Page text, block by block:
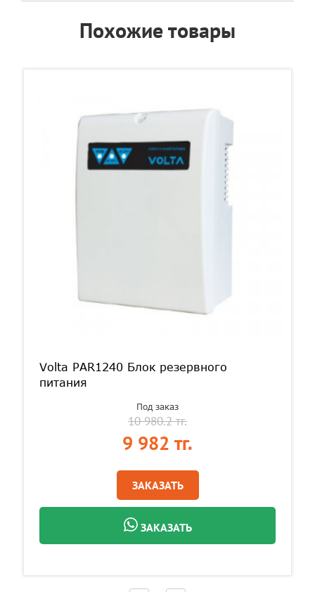
Похожие товары
Volta PAR1240 Блок резервного
питания
Под заказ
10 980.2 тг.
9 982 тг.
ЗАКАЗАТЬ
ЗАКАЗАТЬ